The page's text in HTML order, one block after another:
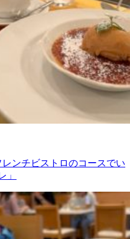
レンチビストロのコースでい
」